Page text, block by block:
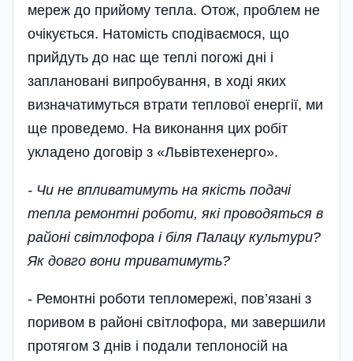
мереж до прийому тепла. Отож, проблем не
очікується. Натомість сподіваємося, що
прийдуть до нас ще теплі погожі дні і
заплановані випробування, в ході яких
визначатимуться втрати теплової енергії, ми
ще проведемо. На виконання цих робіт
укладено договір з «Львівтехенерго».
- Чи не впливатимуть на якість подачі
тепла ремонтні роботи, які проводяться в
ра­йоні світлофора і біля Палацу культури?
Як довго вони триватимуть?
- Ремонтні роботи тепломережі, пов’язані з
поривом в ра­йоні світлофора, ми завершили
протягом 3 днів і подали теплоносій на